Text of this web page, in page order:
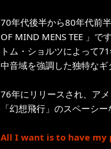
70年代後半から80年代前
OF MIND MENS TEE 」です
トム・ショルツによって
中音域を強調した独特な
76年にリリースされ、ア
「幻想飛行」のスペーシ
All I want is to have my